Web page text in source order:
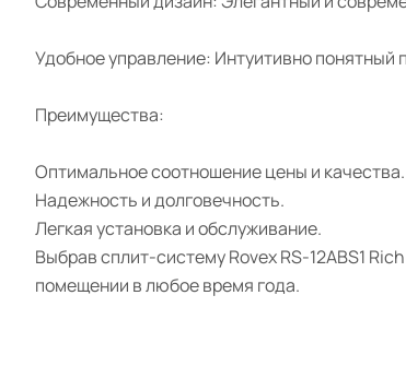
Удобное управление: Интуитивно
Преимущества:
Оптимальное соотношение цены и качества.
Надежность и долговечность.
Легкая установка и обслуживание.
Выбрав сплит-систему Rovex RS-12ABS1
помещении в любое время года.